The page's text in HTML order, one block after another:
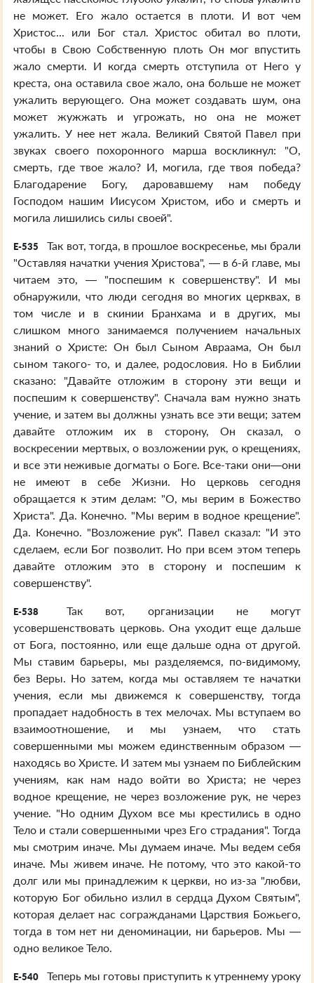
не может. Его жало остается в плоти. И вот чем
Христос... или Бог стал. Христос обитал во плоти,
чтобы в Свою Собственную плоть Он мог впустить
жало смерти. И когда смерть отступила от Него у
креста, она оставила свое жало, она больше не может
ужалить верующего. Она может создавать шум, она
может жужжать и угрожать, но она не может
ужалить. У нее нет жала. Великий Святой Павел при
звуках своего похоронного марша воскликнул: "О,
смерть, где твое жало? И, могила, где твоя победа?
Благодарение Богу, даровавшему нам победу
Господом нашим Иисусом Христом, ибо и смерть и
могила лишились силы своей".
E-535
Так вот, тогда, в прошлое воскресенье, мы брали
"Оставляя начатки учения Христова", — в 6-й главе, мы
читаем это, — "поспешим к совершенству". И мы
обнаружили, что люди сегодня во многих церквах, в
том числе и в скинии Бранхама и в других, мы
слишком много занимаемся получением начальных
знаний о Христе: Он был Сыном Авраама, Он был
сыном такого- то, и далее, родословия. Но в Библии
сказано: "Давайте отложим в сторону эти вещи и
поспешим к совершенству". Сначала вам нужно знать
учение, и затем вы должны узнать все эти вещи; затем
давайте отложим их в сторону, Он сказал, о
воскресении мертвых, о возложении рук, о крещениях,
и все эти неживые догматы о Боге. Все-таки они—они
не имеют в себе Жизни. Но церковь сегодня
обращается к этим делам: "О, мы верим в Божество
Христа". Да. Конечно. "Мы верим в водное крещение".
Да. Конечно. "Возложение рук". Павел сказал: "И это
сделаем, если Бог позволит. Но при всем этом теперь
давайте отложим это в сторону и поспешим к
совершенству".
E-538
Так вот, организации не могут
усовершенствовать церковь. Она уходит еще дальше
от Бога, постоянно, или еще дальше одна от другой.
Мы ставим барьеры, мы разделяемся, по-видимому,
без Веры. Но затем, когда мы оставляем те начатки
учения, если мы движемся к совершенству, тогда
пропадает надобность в тех мелочах. Мы вступаем во
взаимоотношение, и мы узнаем, что стать
совершенными мы можем единственным образом —
находясь во Христе. И затем мы узнаем по Библейским
учениям, как нам надо войти во Христа; не через
водное крещение, не через возложение рук, не через
учение. "Но одним Духом все мы крестились в одно
Тело и стали совершенными чрез Его страдания". Тогда
мы смотрим иначе. Мы думаем иначе. Мы ведем себя
иначе. Мы живем иначе. Не потому, что это какой-то
долг или мы принадлежим к церкви, но из-за "любви,
которую Бог обильно излил в сердца Духом Святым",
которая делает нас согражданами Царствия Божьего,
тогда в том нет ни деноминации, ни барьеров. Мы —
одно великое Тело.
E-540
Теперь мы готовы приступить к утреннему уроку